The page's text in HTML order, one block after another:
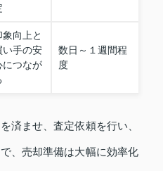
象向上と
い手の安
につなが
数日～１週間程
度
済ませ、査定依頼を行い、
、売却準備は大幅に効率化